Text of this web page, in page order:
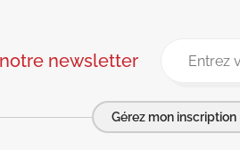
newsletter
Gérez mon inscription